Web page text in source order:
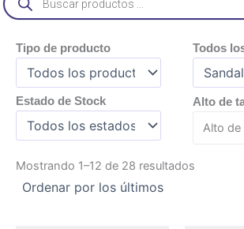
de
productos
Tipo de producto Todos
Estado de Stock Alto de
Alto de
Mostrando 1–12 de 28 resultados